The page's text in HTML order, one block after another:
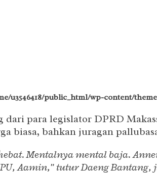
u3546418/public_html/wp-content/
para legislator DPRD
biasa, bahkan juragan
Mentalnya mental baja.
Aamin,” tutur Daeng